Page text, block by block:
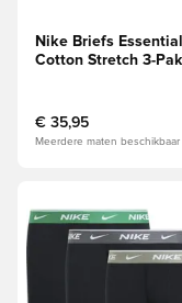
Nike Briefs Essential
Cotton Stretch 3-
€ 35,95
Meerdere maten beschikbaar
Opent een venster